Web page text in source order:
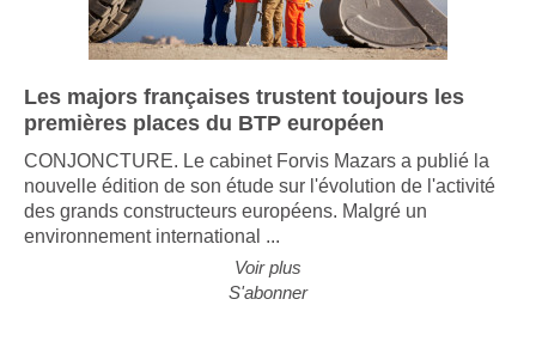
Les majors françaises trustent toujours les
premières places du BTP européen
CONJONCTURE. Le cabinet Forvis Mazars a publié la
nouvelle édition de son étude sur l'évolution de l'activité
des grands constructeurs européens. Malgré un
Voir plus